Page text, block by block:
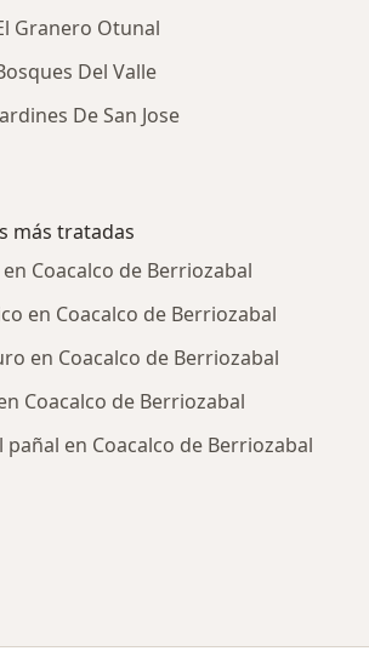
Granero Otunal
Del Valle
De San Jose
más tratadas
Coacalco de Berriozabal
en Coacalco de Berriozabal
en Coacalco de Berriozabal
Coacalco de Berriozabal
en Coacalco de Berriozabal